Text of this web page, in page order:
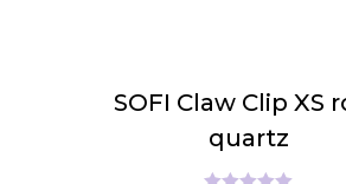
SOFI Claw Clip XS
quartz